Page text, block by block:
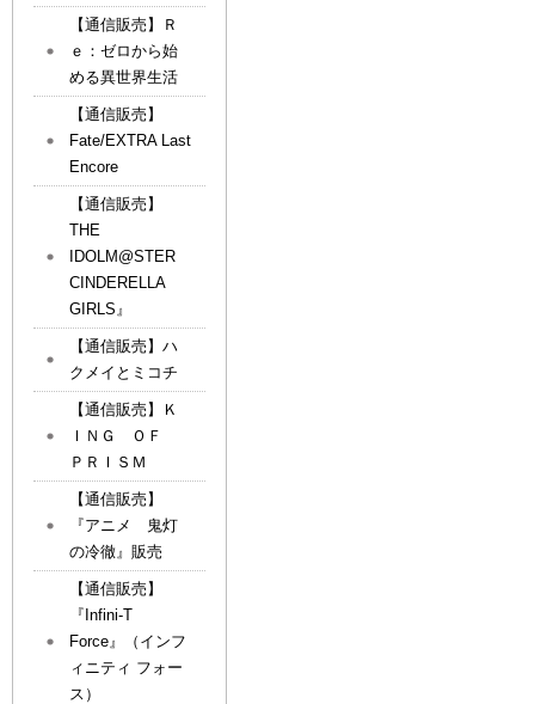
【通信販売】Ｒ
ｅ：ゼロから始
める異世界生活
【通信販売】
Fate/EXTRA Last
Encore
【通信販売】
THE
IDOLM@STER
CINDERELLA
GIRLS』
【通信販売】ハ
クメイとミコチ
【通信販売】Ｋ
ＩＮＧ ＯＦ
ＰＲＩＳＭ
【通信販売】
『アニメ 鬼灯
の冷徹』販売
【通信販売】
『Infini-T
Force』（インフ
ィニティ フォー
ス）